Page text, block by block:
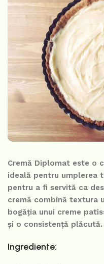
Cremă Diplomat este o
ideală pentru umplerea
pentru a fi servită ca
cremă combină textura
bogăția unui creme
și o consistență plăcută.
Ingrediente: